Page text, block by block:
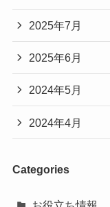
2025年7月
2025年6月
2024年5月
2024年4月
Categories